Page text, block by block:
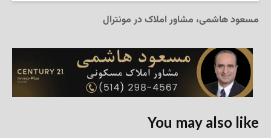
مسعود هاشمی، مشاور املاک در مونترال
You may also like